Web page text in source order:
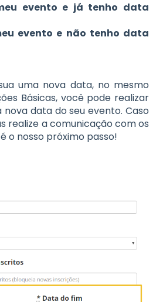
evento e já tenho data
evento e não tenho data
uma nova data, no mesmo
Básicas, você pode realizar
data do seu evento. Caso
realize a comunicação com os
o nosso próximo passo!